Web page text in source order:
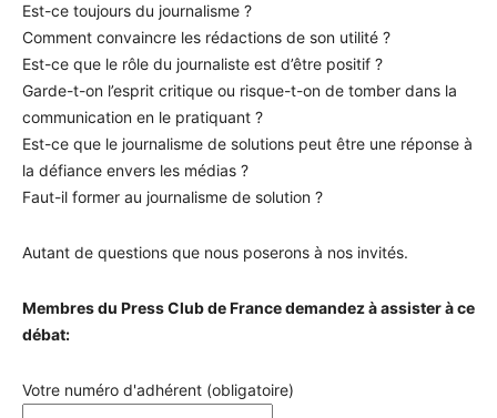
Est-ce toujours du journalisme ?
Comment convaincre les rédactions de son utilité ?
Est-ce que le rôle du journaliste est d’être positif ?
Garde-t-on l’esprit critique ou risque-t-on de tomber dans la
communication en le pratiquant ?
Est-ce que le journalisme de solutions peut être une réponse à
la défiance envers les médias ?
Faut-il former au journalisme de solution ?
Autant de questions que nous poserons à nos invités.
Membres du Press Club de France demandez à assister à ce
débat:
Votre numéro d'adhérent (obligatoire)